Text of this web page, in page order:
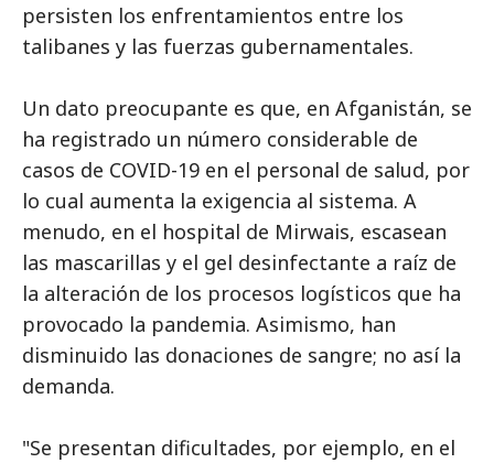
persisten los enfrentamientos entre los
talibanes y las fuerzas gubernamentales.
Un dato preocupante es que, en Afganistán, se
ha registrado un número considerable de
casos de COVID-19 en el personal de salud, por
lo cual aumenta la exigencia al sistema. A
menudo, en el hospital de Mirwais, escasean
las mascarillas y el gel desinfectante a raíz de
la alteración de los procesos logísticos que ha
provocado la pandemia. Asimismo, han
disminuido las donaciones de sangre; no así la
demanda.
"Se presentan dificultades, por ejemplo, en el